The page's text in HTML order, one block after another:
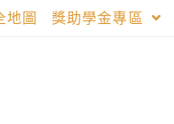
地圖 獎助學金專區